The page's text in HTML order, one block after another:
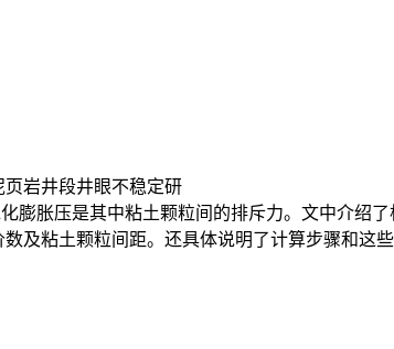
岩井段井眼不稳定研
膨胀压是其中粘土颗粒间的排斥力。文中介绍
及粘土颗粒间距。还具体说明了计算步骤和这